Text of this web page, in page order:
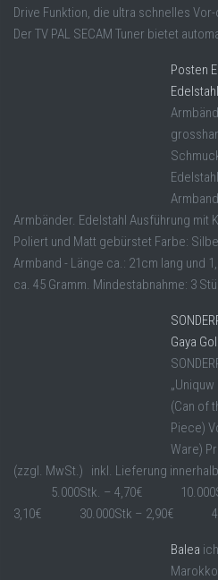
Drive Funktion, die ultra schnelles
Der TV PAL SECAM Tuner bietet
Posten
Armbänder. Edelstahl Ausführung mit
Poliert und Matt gebürstet Farbe:
Armband - Länge ca.: 21cm lang und
ca. 45 Gramm. Mindestabnahme: 3
Gaya
(Can of
Piece)
Ware)
(zzgl. MwSt.) inkl. Lieferung
5.000Stk. – 4,70€
3,10€ 30.000Stk – 2,90€
Balea